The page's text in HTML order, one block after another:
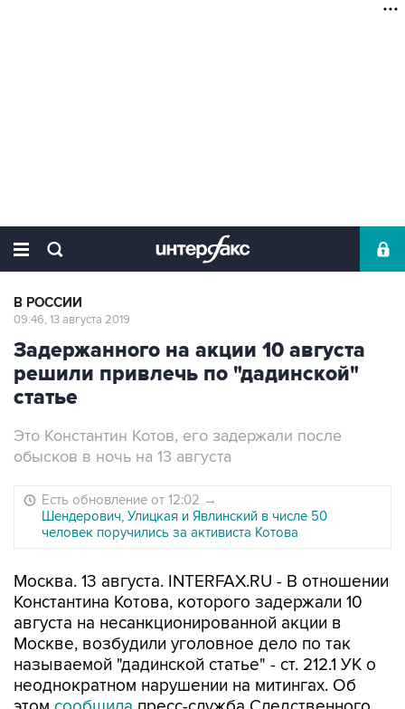
В РОССИИ
09:46, 13 августа 2019
Задержанного на акции 10 августа
решили привлечь по "дадинской"
статье
Это Константин Котов, его задержали после
обысков в ночь на 13 августа
Есть обновление от 12:02 →
Шендерович, Улицкая и Явлинский в числе 50
человек поручились за активиста Котова
Москва. 13 августа. INTERFAX.RU - В отношении
Константина Котова, которого задержали 10
августа на несанкционированной акции в
Москве, возбудили уголовное дело по так
называемой "дадинской статье" - ст. 212.1 УК о
неоднократном нарушении на митингах. Об